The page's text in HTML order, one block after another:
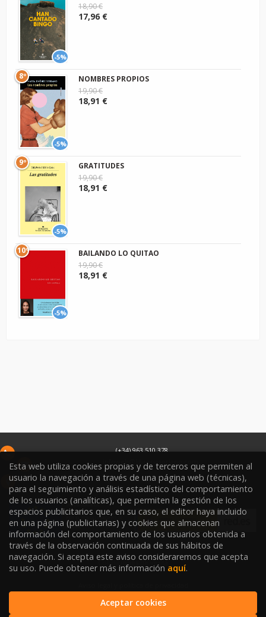
-5%
18,90 €
17,96 €
-5%
8º
NOMBRES PROPIOS
19,90 €
18,91 €
-5%
9º
GRATITUDES
19,90 €
18,91 €
-5%
10º
BAILANDO LO QUITAO
19,90 €
18,91 €
(+34) 963 510 378
infoweb@libreriasoriano.com
C/ Xàtiva 15
46002 Valencia España
Condiciones de venta
Política de Protección de Datos
Esta web utiliza cookies propias y de terceros que permiten al
usuario la navegación a través de una página web (técnicas),
para el seguimiento y análisis estadístico del comportamiento
de los usuarios (analíticas), que permiten la gestión de los
espacios publicitarios que, en su caso, el editor haya incluido
en una página (publicitarias) y cookies que almacenan
información del comportamiento de los usuarios obtenida a
través de la observación continuada de sus hábitos de
navegación. Si acepta este aviso consideraremos que acepta
su uso. Puede obtener más información aquí.
Aceptar cookies